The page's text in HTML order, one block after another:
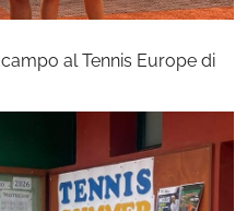
al Tennis Europe di